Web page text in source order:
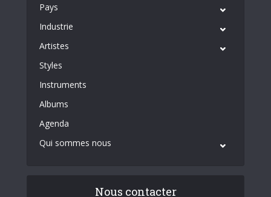
Pays
Industrie
Artistes
Styles
Instruments
Albums
Agenda
Qui sommes nous
Nous contacter